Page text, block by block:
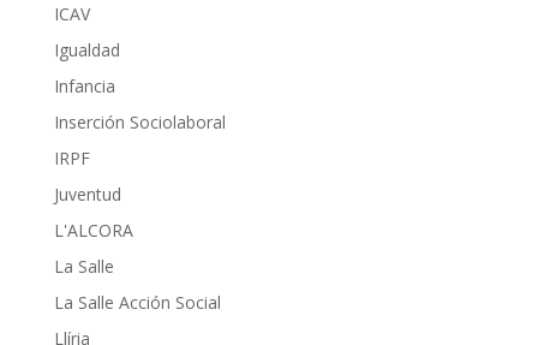
ICAV
Igualdad
Infancia
Inserción Sociolaboral
IRPF
Juventud
L'ALCORA
La Salle
La Salle Acción Social
Llíria